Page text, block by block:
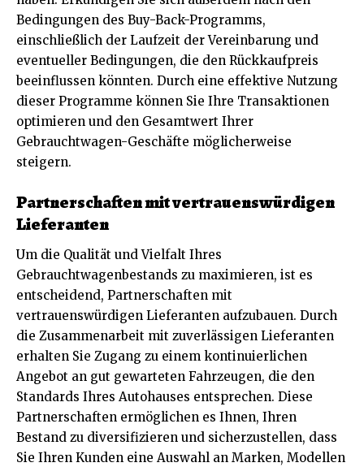
Bedingungen des Buy-Back-Programms,
einschließlich der Laufzeit der Vereinbarung und
eventueller Bedingungen, die den Rückkaufpreis
beeinflussen könnten. Durch eine effektive Nutzung
dieser Programme können Sie Ihre Transaktionen
optimieren und den Gesamtwert Ihrer
Gebrauchtwagen-Geschäfte möglicherweise
steigern.
Partnerschaften mit vertrauenswürdigen
Lieferanten
Um die Qualität und Vielfalt Ihres
Gebrauchtwagenbestands zu maximieren, ist es
entscheidend, Partnerschaften mit
vertrauenswürdigen Lieferanten aufzubauen. Durch
die Zusammenarbeit mit zuverlässigen Lieferanten
erhalten Sie Zugang zu einem kontinuierlichen
Angebot an gut gewarteten Fahrzeugen, die den
Standards Ihres Autohauses entsprechen. Diese
Partnerschaften ermöglichen es Ihnen, Ihren
Bestand zu diversifizieren und sicherzustellen, dass
Sie Ihren Kunden eine Auswahl an Marken, Modellen